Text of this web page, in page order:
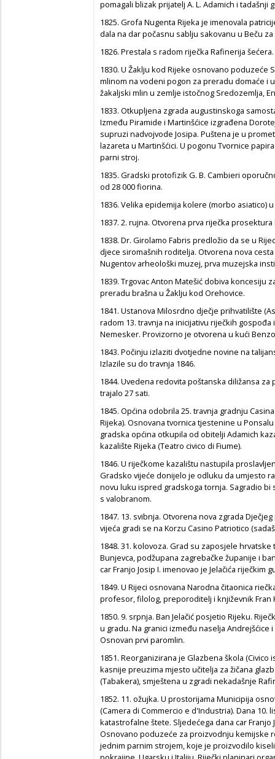
pomagali blizak prijatelj A. L. Adamich i tadašnji
1825. Grofa Nugenta Rijeka je imenovala
dala na dar počasnu sablju sakovanu u Beču
1826. Prestala s radom riječka Rafinerija šećera.
1830. U Žaklju kod Rijeke osnovano poduzeće
mlinom na vodeni pogon za preradu domaće i
žakaljski mlin u zemlje istočnog Sredozemlja,
1833. Otkupljena zgrada augustinskoga
Između Piramide i Martinšćice izgrađena
supruzi nadvojvode Josipa. Puštena je u
lazareta u Martinšćici. U pogonu Tvornice
parni stroj.
1835. Gradski protofizik G. B. Cambieri
od 28 000 fiorina.
1836. Velika epidemija kolere (morbo asiatico) u
1837. 2. rujna. Otvorena prva riječka
1838. Dr. Girolamo Fabris predložio da se u
djece siromašnih roditelja. Otvorena nova
Nugentov arheološki muzej, prva muzejska
1839. Trgovac Anton Matešić dobiva koncesiju
preradu brašna u Žaklju kod Orehovice.
1841. Ustanova Milosrdno dječje prihvatilište
radom 13. travnja na inicijativu riječkih
Nemesker. Provizorno je otvorena u kući
1843. Počinju izlaziti dvotjedne novine na
Izlazile su do travnja 1846.
1844. Uvedena redovita poštanska diližansa
trajalo 27 sati.
1845. Općina odobrila 25. travnja gradnju
Rijeka). Osnovana tvornica tjestenine u
gradska općina otkupila od obitelji Adamich
kazalište Rijeka (Teatro civico di Fiume).
1846. U riječkome kazalištu nastupila
Gradsko vijeće donijelo je odluku da umjesto
novu luku ispred gradskoga tornja. Sagradio
s valobranom.
1847. 13. svibnja. Otvorena nova zgrada
vijeća gradi se na Korzu Casino Patriotico
1848. 31. kolovoza. Grad su zaposjele
Bunjevca, podžupana zagrebačke županije i
car Franjo Josip I. imenovao je Jelačića riječkim
1849. U Rijeci osnovana Narodna čitaonica
profesor, filolog, preporoditelj i književnik Fran
1850. 9. srpnja. Ban Jelačić posjetio Rijeku.
u gradu. Na granici između naselja
Osnovan prvi paromlin.
1851. Reorganizirana je Glazbena škola (Civico
kasnije preuzima mjesto učitelja za žičana
(Tabakera), smještena u zgradi nekadašnje
1852. 11. ožujka. U prostorijama Municipija
(Camera di Commercio e d'Industria). Dana 10.
katastrofalne štete. Sljedećega dana car
Osnovano poduzeće za proizvodnju kemijske
jednim parnim strojem, koje je proizvodilo